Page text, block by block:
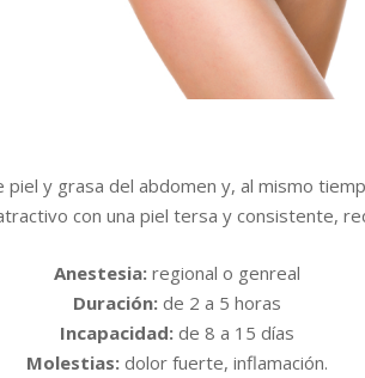
y grasa del abdomen y, al mismo
con una piel tersa y consistente,
Anestesia: regional o genreal
Duración: de 2 a 5 horas
Incapacidad: de 8 a 15 días
Molestias: dolor fuerte, inflamación.